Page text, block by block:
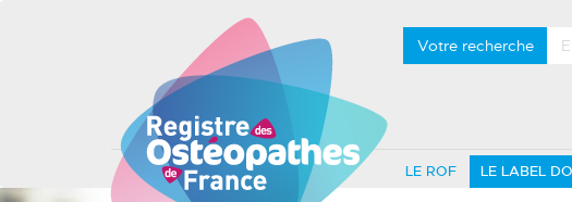
Votre recherche
LE ROF LE LABEL